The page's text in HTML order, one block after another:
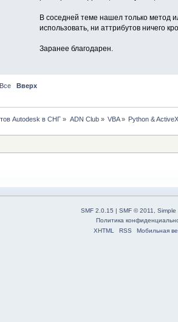
В соседней теме нашел только метод
использовать, ни аттрибутов ничего
Заранее благодарен.
Все Вверх
Autodesk в СНГ » ADN Club» VBA» Python &
SMF 2.0.15 SMF © 2011, Simple
Политика
XHTML
RSS Мобильная